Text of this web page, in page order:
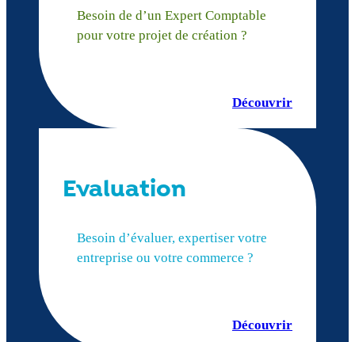
Besoin de d’un Expert Comptable
pour votre projet de création ?
Découvrir
Evaluation
Besoin d’évaluer, expertiser votre
entreprise ou votre commerce ?
Découvrir